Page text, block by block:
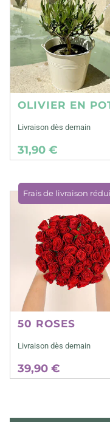
OLIVIER EN
Livraison dès demain
31,90 €
Frais de livraison
50 ROSES
Livraison dès demain
39,90 €